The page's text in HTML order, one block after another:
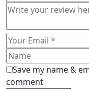
Save my name &
comment